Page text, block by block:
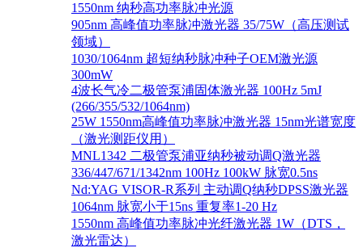
1550nm 纳秒高功率脉冲光源
905nm 高峰值功率脉冲激光器 35/75W（高压测试
领域）
1030/1064nm 超短纳秒脉冲种子OEM激光源
300mW
4波长气冷二极管泵浦固体激光器 100Hz 5mJ
(266/355/532/1064nm)
25W 1550nm高峰值功率脉冲激光器 15nm光谱宽度
（激光测距仪用）
MNL1342 二极管泵浦亚纳秒被动调Q激光器
336/447/671/1342nm 100Hz 100kW 脉宽0.5ns
Nd:YAG VISOR-R系列 主动调Q纳秒DPSS激光器
1064nm 脉宽小于15ns 重复率1-20 Hz
1550nm 高峰值功率脉冲光纤激光器 1W（DTS，
激光雷达）